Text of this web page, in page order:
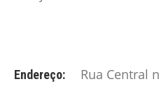
Endereço: Rua Central